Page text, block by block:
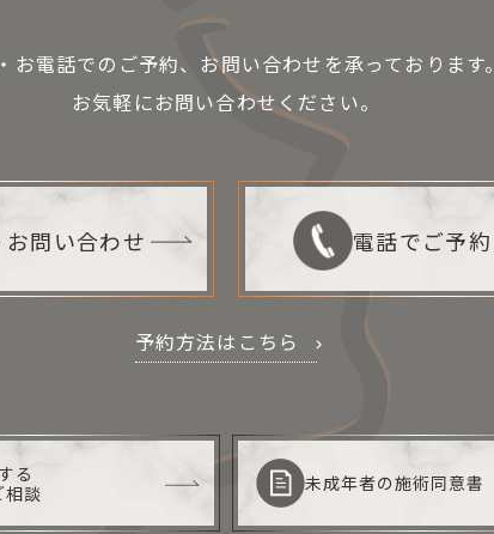
お電話でのご予約、お問い合わせを承っております。
お気軽にお問い合わせください。
問い合わせ 電話でご予約
予約方法はこちら
る
談
未成年者の施術同意書